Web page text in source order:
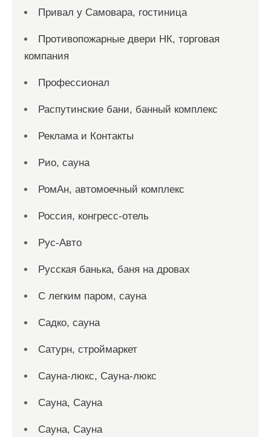
Привал у Самовара, гостиница
Противопожарные двери НК, торговая
компания
Профессионал
Распутинские бани, банный комплекс
Реклама и Контакты
Рио, сауна
РомАн, автомоечный комплекс
Россия, конгресс-отель
Рус-Авто
Русская банька, баня на дровах
С легким паром, сауна
Садко, сауна
Сатурн, строймаркет
Сауна-люкс, Сауна-люкс
Сауна, Сауна
Сауна, Сауна